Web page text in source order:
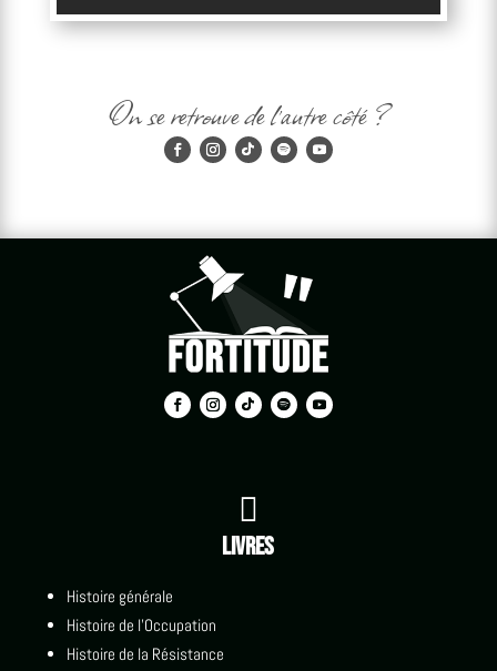
On se retrouve de l'autre côté ?

Livres
Histoire générale
Histoire de l'Occupation
Histoire de la Résistance